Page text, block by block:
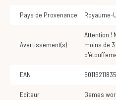
Pays de Provenance Royaume-
Avertissement(s)
Attention ! Ne convient pas aux enfants de
moins de
EAN
Editeur Games